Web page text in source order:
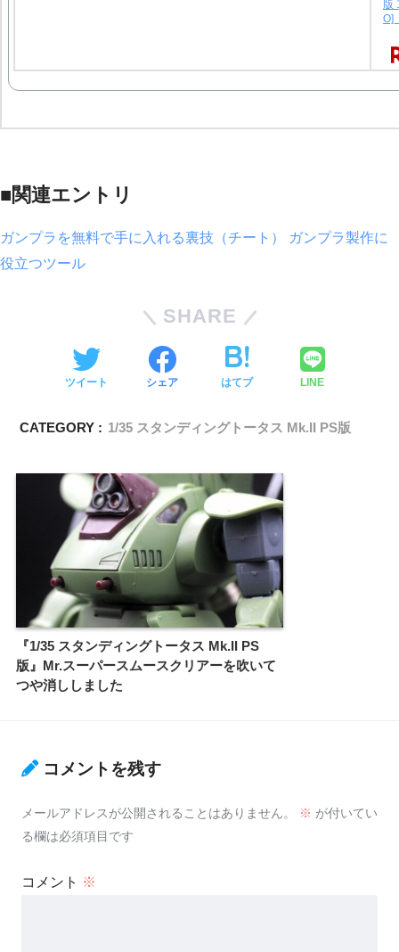
版
O]
■関連エントリ
ガンプラを無料で手に入れる裏技（チート）
ガンプラ製作に
役立つツール
SHARE
ツイート シェア はてブ LINE
CATEGORY : 1/35 スタンディングトータス Mk.II PS版
『1/35 スタンディングトータス Mk.II PS
版』Mr.スーパースムースクリアーを吹いて
つや消ししました
コメントを残す
メールアドレスが公開されることはありません。 ※ が付いてい
る欄は必須項目です
コメント ※